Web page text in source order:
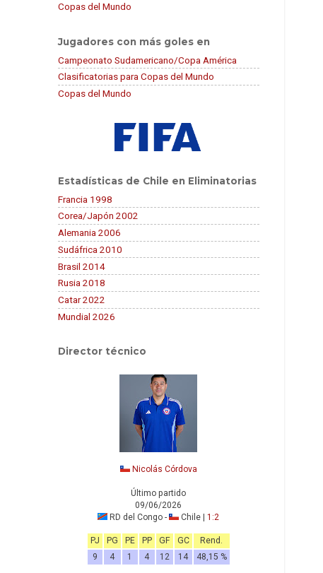
Copas del Mundo
Jugadores con más goles en
Campeonato Sudamericano/Copa América
Clasificatorias para Copas del Mundo
Copas del Mundo
Estadísticas de Chile en Eliminatorias
Francia 1998
Corea/Japón 2002
Alemania 2006
Sudáfrica 2010
Brasil 2014
Rusia 2018
Catar 2022
Mundial 2026
Director técnico
Nicolás Córdova
Último partido
09/06/2026
RD del Congo -
Chile | 1:2
PJ PG PE PP GF GC
Rend.
9
4 1 4 12 14 48,15 %